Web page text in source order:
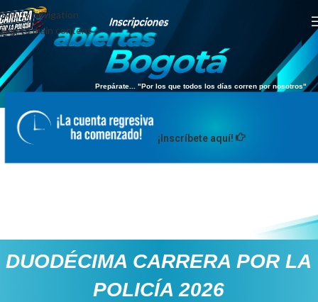
Skip to navigation
Skip to main content
Prepárate... "Por los que todos los días corren por nosotros"
¡Inscríbete aquí!
DUODÉCIMA CARRERA POR LA
POLICÍA 2026